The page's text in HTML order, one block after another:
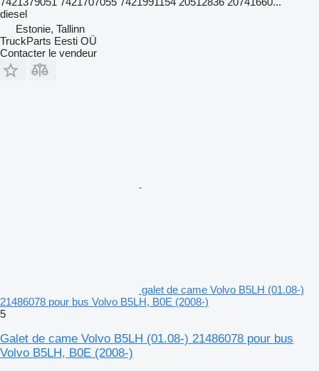
diesel
Estonie, Tallinn
TruckParts Eesti OÜ
Contacter le vendeur
galet de came Volvo B5LH (01.08-)
21486078 pour bus Volvo B5LH, B0E (2008-)
5
Galet de came Volvo B5LH (01.08-) 21486078 pour bus
Volvo B5LH, B0E (2008-)